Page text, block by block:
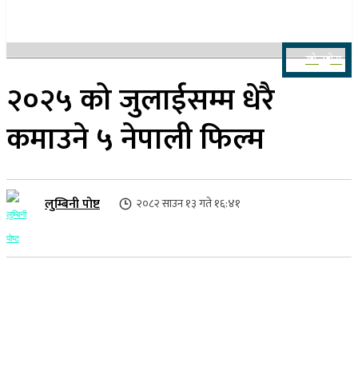
खोज्नुहोस
२०२५ को जुलाईसम्म धेरै
कमाउने ५ नेपाली फिल्म
लुम्बिनी पोष्ट २०८२ साउन १३ गते १६:४१